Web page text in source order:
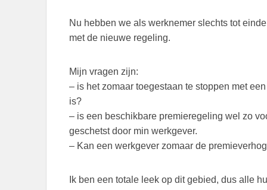
Nu hebben we als werknemer slechts tot
met de nieuwe regeling.
Mijn vragen zijn:
– is het zomaar toegestaan te stoppen met
is?
– is een beschikbare premieregeling wel zo
geschetst door min werkgever.
– Kan een werkgever zomaar de
Ik ben een totale leek op dit gebied, dus alle